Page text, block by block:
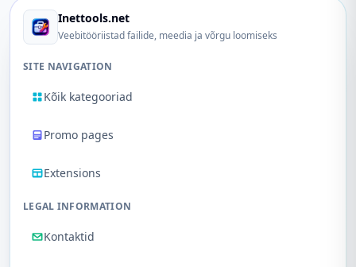
Inettools.net
Veebitööriistad failide, meedia ja võrgu loomiseks
SITE NAVIGATION
Kõik kategooriad
Promo pages
Extensions
LEGAL INFORMATION
Kontaktid